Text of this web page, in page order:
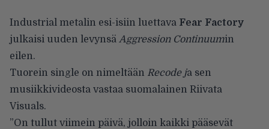
Industrial metalin esi-isiin luettava Fear Factory
julkaisi uuden levynsä Aggression Continuumin
eilen.
Tuorein single on nimeltään Recode ja sen
musiikkivideosta vastaa suomalainen Riivata
Visuals.
”On tullut viimein päivä, jolloin kaikki pääsevät